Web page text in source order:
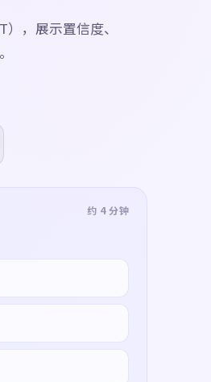
，展示置信度、
约 4 分钟